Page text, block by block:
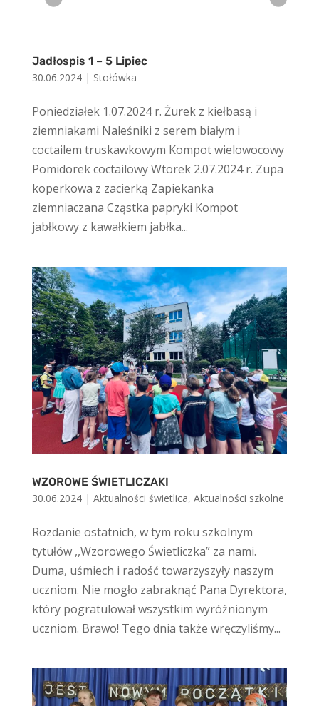
Jadłospis 1 – 5 Lipiec
30.06.2024| Stołówka
Poniedziałek 1.07.2024 r. Żurek z kiełbasą i
ziemniakami Naleśniki z serem białym i
coctailem truskawkowym Kompot wielowocowy
Pomidorek coctailowy Wtorek 2.07.2024 r. Zupa
koperkowa z zacierką Zapiekanka
ziemniaczana Cząstka papryki Kompot
jabłkowy z kawałkiem jabłka...
WZOROWE ŚWIETLICZAKI
30.06.2024| Aktualności świetlica, Aktualności szkolne
Rozdanie ostatnich, w tym roku szkolnym
tytułów ,,Wzorowego Świetliczka” za nami.
Duma, uśmiech i radość towarzyszyły naszym
uczniom. Nie mogło zabraknąć Pana Dyrektora,
który pogratulował wszystkim wyróżnionym
uczniom. Brawo! Tego dnia także wręczyliśmy...